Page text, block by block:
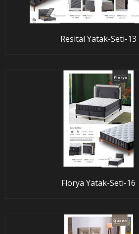
Resital Yatak-Seti-13
Florya Yatak-Seti-16